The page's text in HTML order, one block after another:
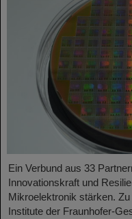
Ein Verbund aus 33
Innovationskraft und
Mikroelektronik stärken.
Institute der Fraunhofer-